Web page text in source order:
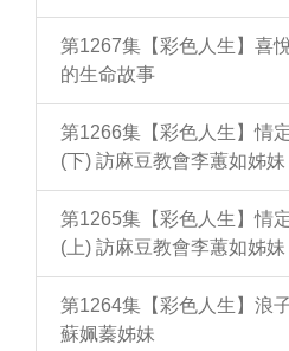
第1267集【彩色人生】
的生命故事
第1266集【彩色人生】情
(下) 訪麻豆教會李蕙如姊妹
第1265集【彩色人生】情
(上) 訪麻豆教會李蕙如姊妹
第1264集【彩色人生】浪
蘇姵蓁姊妹